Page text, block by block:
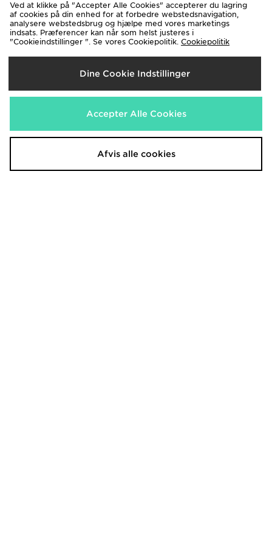
Fila Flash Attack Women's
Nu150.00 kr.
Fila Heroics II Women's
Nu450.00 kr.
Ved at klikke på "Accepter Alle Cookies" accepterer du lagring
af cookies på din enhed for at forbedre webstedsnavigation,
analysere webstedsbrug og hjælpe med vores marketings
indsats. Præferencer kan når som helst justeres i
"Cookieindstillinger ". Se vores Cookiepolitik. Cookiepolitik
Dine Cookie Indstillinger
Accepter Alle Cookies
Afvis alle cookies